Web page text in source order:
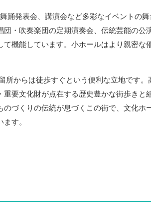
踊発表会、講演会など多彩なイベントの舞
・吹奏楽団の定期演奏会、伝統芸能の公
機能しています。小ホールはより親密な
所からは徒歩すぐという便利な立地です。
要文化財が点在する歴史豊かな街歩きと
づくりの伝統が息づくこの街で、文化ホ
す。